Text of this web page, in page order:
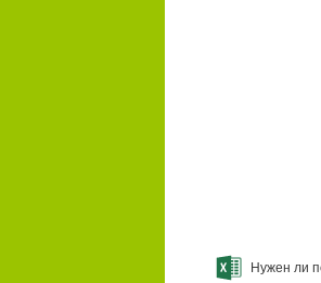
Нужен ли